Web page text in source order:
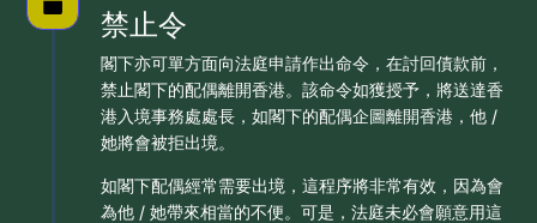
禁止令
閣下亦可單方面向法庭申請作出命令，在討回債款前，
禁止閣下的配偶離開香港。該命令如獲授予，將送達香
港入境事務處處長，如閣下的配偶企圖離開香港，他 /
她將會被拒出境。
如閣下配偶經常需要出境，這程序將非常有效，因為會
為他 / 她帶來相當的不便。可是，法庭未必會願意用這